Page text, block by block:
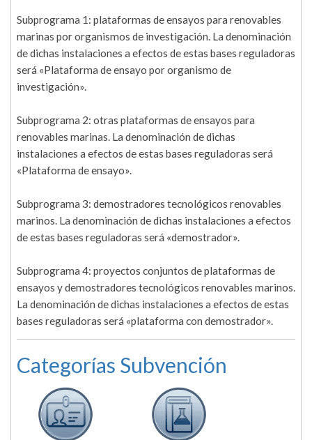
Subprograma 1: plataformas de ensayos para renovables
marinas por organismos de investigación. La denominación
de dichas instalaciones a efectos de estas bases reguladoras
será «Plataforma de ensayo por organismo de
investigación».
Subprograma 2: otras plataformas de ensayos para
renovables marinas. La denominación de dichas
instalaciones a efectos de estas bases reguladoras será
«Plataforma de ensayo».
Subprograma 3: demostradores tecnológicos renovables
marinos. La denominación de dichas instalaciones a efectos
de estas bases reguladoras será «demostrador».
Subprograma 4: proyectos conjuntos de plataformas de
ensayos y demostradores tecnológicos renovables marinos.
La denominación de dichas instalaciones a efectos de estas
bases reguladoras será «plataforma con demostrador».
Categorías Subvención